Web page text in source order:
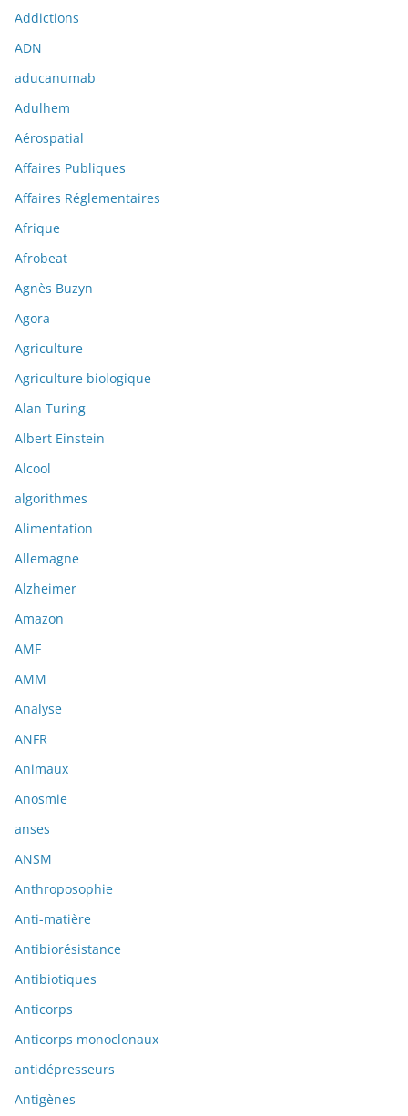
Addictions
ADN
aducanumab
Adulhem
Aérospatial
Affaires Publiques
Affaires Réglementaires
Afrique
Afrobeat
Agnès Buzyn
Agora
Agriculture
Agriculture biologique
Alan Turing
Albert Einstein
Alcool
algorithmes
Alimentation
Allemagne
Alzheimer
Amazon
AMF
AMM
Analyse
ANFR
Animaux
Anosmie
anses
ANSM
Anthroposophie
Anti-matière
Antibiorésistance
Antibiotiques
Anticorps
Anticorps monoclonaux
antidépresseurs
Antigènes